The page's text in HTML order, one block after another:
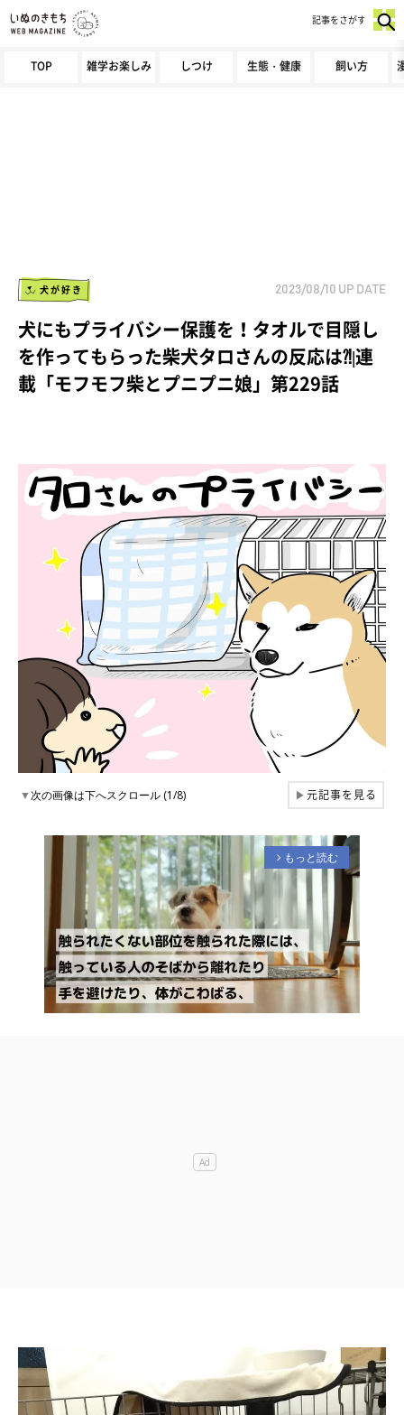
TOP 雑学お楽しみ しつけ 生態・健康 飼い方
記事をさがす
犬が好き 2023/08/10 UP DATE
犬にもプライバシー保護を！タオルで目隠し
を作ってもらった柴犬タロさんの反応は⁈|連
載「モフモフ柴とプニプニ娘」第229話
▼次の画像は下へスクロール (1/8) ▶元記事を見る
arrow_forward_ios もっと読む